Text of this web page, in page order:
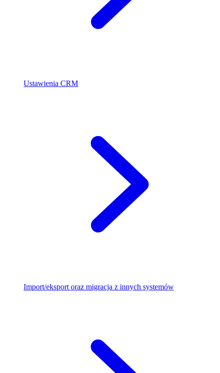
Ustawienia CRM
Import/eksport oraz migracja z innych systemów